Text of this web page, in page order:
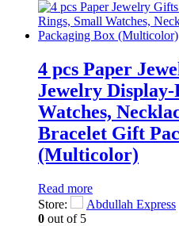
4 pcs Paper
Jewelry Display-
Watches,
Bracelet Gift
(Multicolor)
Read more
Store:
Abdullah Express
0 out of 5